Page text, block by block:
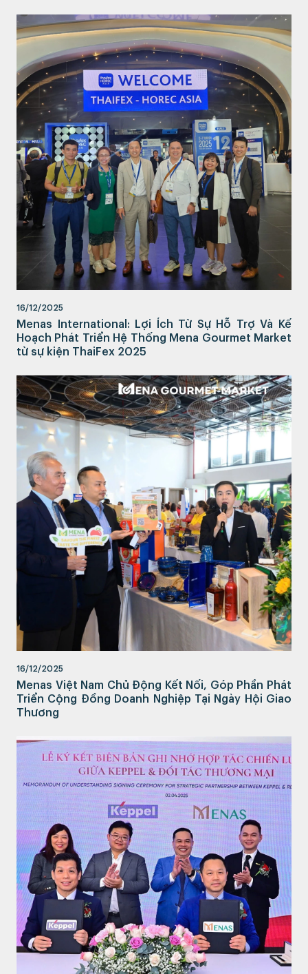
16/12/2025
Menas International: Lợi Ích Từ Sự Hỗ Trợ Và Kế
Hoạch Phát Triển Hệ Thống Mena Gourmet Market
từ sự kiện ThaiFex 2025
16/12/2025
Menas Việt Nam Chủ Động Kết Nối, Góp Phần Phát
Triển Cộng Đồng Doanh Nghiệp Tại Ngày Hội Giao
Thương